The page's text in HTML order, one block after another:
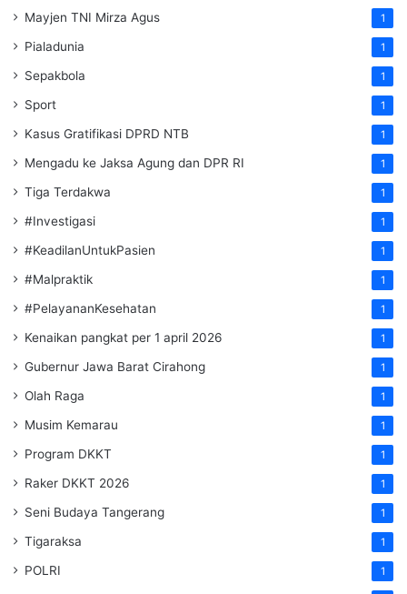
Mayjen TNI Mirza Agus 1
Pialadunia 1
Sepakbola 1
Sport 1
Kasus Gratifikasi DPRD NTB 1
Mengadu ke Jaksa Agung dan DPR RI 1
Tiga Terdakwa 1
#Investigasi 1
#KeadilanUntukPasien 1
#Malpraktik 1
#PelayananKesehatan 1
Kenaikan pangkat per 1 april 2026 1
Gubernur Jawa Barat Cirahong 1
Olah Raga 1
Musim Kemarau 1
Program DKKT 1
Raker DKKT 2026 1
Seni Budaya Tangerang 1
Tigaraksa 1
POLRI 1